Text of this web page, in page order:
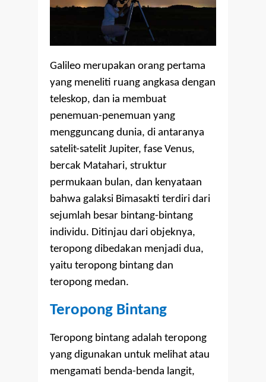
Galileo merupakan orang pertama
yang meneliti ruang angkasa dengan
teleskop, dan ia membuat
penemuan-penemuan yang
mengguncang dunia, di antaranya
satelit-satelit Jupiter, fase Venus,
bercak Matahari, struktur
permukaan bulan, dan kenyataan
bahwa galaksi Bimasakti terdiri dari
sejumlah besar bintang-bintang
individu. Ditinjau dari objeknya,
teropong dibedakan menjadi dua,
yaitu teropong bintang dan
teropong medan.
Teropong Bintang
Teropong bintang adalah teropong
yang digunakan untuk melihat atau
mengamati benda-benda langit,